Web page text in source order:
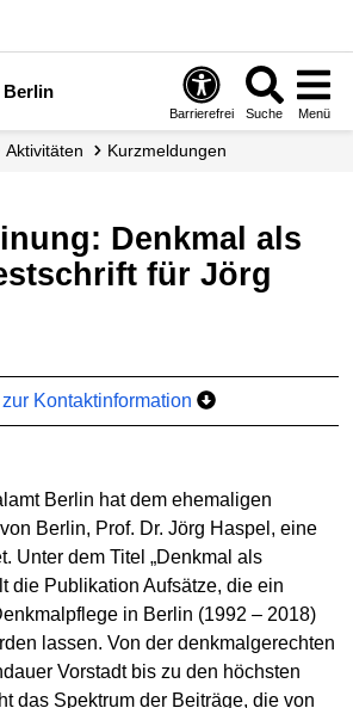
Berlin
Barrierefrei Suche Menü
Aktivitäten Kurzmeldungen
für Jörg
zur Kontaktinformation
Berlin hat dem ehemaligen
Berlin, Prof. Dr. Jörg Haspel, eine
Unter dem Titel „Denkmal als
die Publikation Aufsätze, die ein
in Berlin (1992 – 2018)
lassen. Von der denkmalgerechten
Vorstadt bis zu den höchsten
das Spektrum der Beiträge, die von